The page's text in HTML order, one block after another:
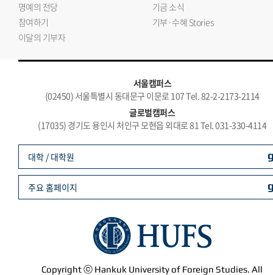
명예의 전당
기금 소식
참여하기
기부·수혜 Stories
이달의 기부자
서울캠퍼스
(02450) 서울특별시 동대문구 이문로 107 Tel. 82-2-2173-2114
글로벌캠퍼스
(17035) 경기도 용인시 처인구 모현읍 외대로 81 Tel. 031-330-4114
Copyright ⓒ Hankuk University of Foreign Studies. All
대학 / 대학원
주요 홈페이지